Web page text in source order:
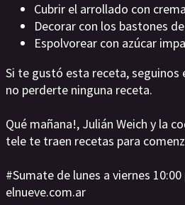
Cubrir el arrollado con
Decorar con los bastones
Espolvorear con azúcar
Si te gustó esta receta, seguinos
no perderte ninguna receta.
Qué mañana!, Julián Weich y la
tele te traen recetas para
#Sumate de lunes a viernes
elnueve.com.ar